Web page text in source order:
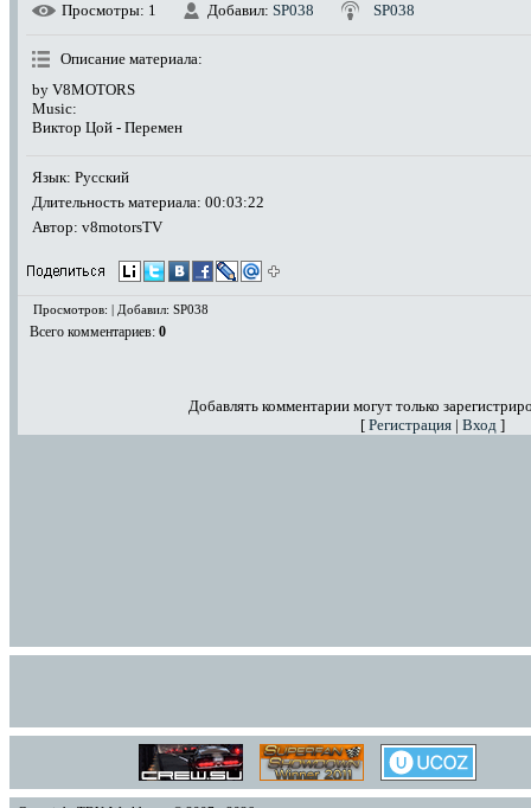
Просмотры: 1 Добавил: SP038 SP038
Описание материала:
by V8MOTORS
Music:
Виктор Цой - Перемен
Язык: Русский
Длительность материала: 00:03:22
Автор: v8motorsTV
Просмотров: | Добавил: SP038
Всего комментариев: 0
Добавлять комментарии могут только
[ Регистрация | Вход ]